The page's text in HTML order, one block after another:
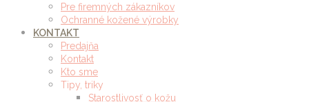
Pre firemných zákazníkov
Ochranné kožené výrobky
KONTAKT
Predajňa
Kontakt
Kto sme
Tipy, triky
Starostlivosť o kožu